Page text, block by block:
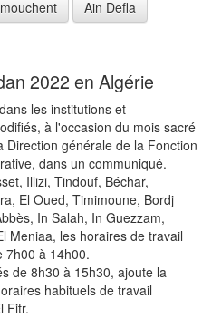
Ain Defla
2022 en Algérie
les institutions et
à l'occasion du mois sacré
générale de la Fonction
dans un communiqué.
Illizi, Tindouf, Béchar,
El Oued, Timimoune, Bordj
In Salah, In Guezzam,
Meniaa, les horaires de travail
7h00 à 14h00.
de 8h30 à 15h30, ajoute la
habituels de travail
Fitr.